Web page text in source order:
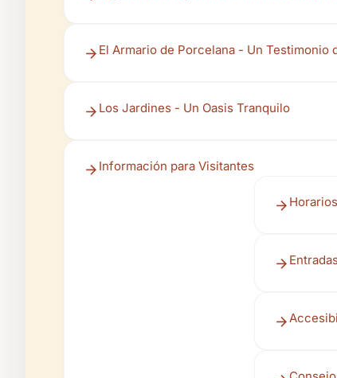
El Armario de Porcelana - Un Testimonio
Los Jardines - Un Oasis Tranquilo
Información para Visitantes